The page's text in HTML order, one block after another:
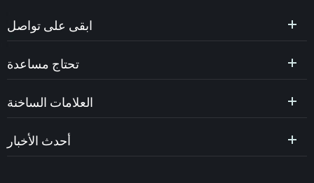
ابقى على تواصل
تحتاج مساعدة
العلامات الساخنة
أحدث الأخبار